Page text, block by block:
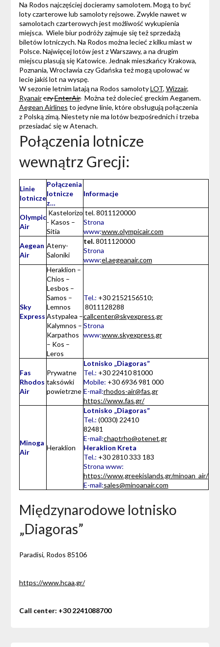
Na Rodos najczęściej docieramy samolotem. Mogą to być
loty czarterowe lub samoloty rejsowe. Zwykle nawet w
samolotach czarterowych jest możliwość wykupienia
miejsca. Wiele biur podróży zajmuje się też sprzedażą
biletów lotniczych. Na Rodos można lecieć z kilku miast w
Polsce. Najwięcej lotów jest z Warszawy, a na drugim
miejscu plasują się Katowice. Jednak mieszkańcy Krakowa,
Poznania, Wrocławia czy Gdańska też mogą upolować w
lecie jakiś lot na wyspę.
W sezonie letnim latają na Rodos samolotyLOT, Wizzair,
RyanairczyEnterAir.Można też dolecieć greckim Aeganem.
Aegean Airlines to jedyne linie, które obsługują połączenia
z Polską zimą. Niestety nie ma lotów bezpośrednich i trzeba
przesiadać się w Atenach.
Połączenia lotnicze
wewnątrz Grecji:
Linie
lotnicze
Połączenia
lotnicze
z…
Informacje
Olympic
Air
Kastelorizo
​​- Kasos –
Sitia
tel. 8011120000
Strona
www:www.olympicair.com
Aegean
Air
Ateny-
Saloniki
tel.8011120000
Strona
www:el.aegeanair.com
Sky
Express
Heraklion –
Chios –
Lesbos –
Samos –
Lemnos
Astypalea –
Kalymnos –
Karpathos
– Kos –
Leros
Tel.: +30 2152156510;
8011128288
callcenter@skyexpress.gr
Strona
www:www.skyexpress.gr
Fas
Rhodos
Air
Prywatne
taksówki
powietrzne
Lotnisko „Diagoras”
Tel.: +30 22410 81000
Mobile: +30 6936 981 000
E-mail:rhodos-air@fas.gr
https://www.fas.gr/
Minoga
Air
Heraklion
Lotnisko „Diagoras”
Tel.: (0030) 22410
82481
E-mail:chaptrho@otenet.gr
Heraklion Kreta
Tel.: +30 2810 333 183
Strona www:
https://www.greekislands.gr/minoan_air/
E-mail:sales@minoanair.com
Międzynarodowe lotnisko
„Diagoras”
Paradisi, Rodos 85106
https://www.hcaa.gr/
Call center: +30 2241088700